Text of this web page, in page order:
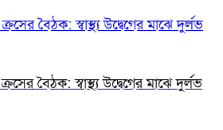
বৈঠক: স্বাস্থ্য উদ্বেগের মাঝে দুর্লভ